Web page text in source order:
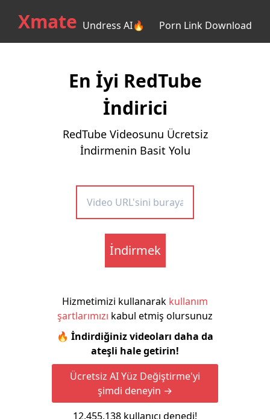
Xmate Undress AI🔥 Porn Link Download
En İyi RedTube
İndirici
RedTube Videosunu Ücretsiz
İndirmenin Basit Yolu
İndirmek
Hizmetimizi kullanarak kullanım
şartlarımızı kabul etmiş olursunuz
🔥 İndirdiğiniz videoları daha da
ateşli hale getirin!
Ücretsiz AI Yüz Değiştirme'yi
şimdi deneyin →
12,455,138 kullanıcı denedi!